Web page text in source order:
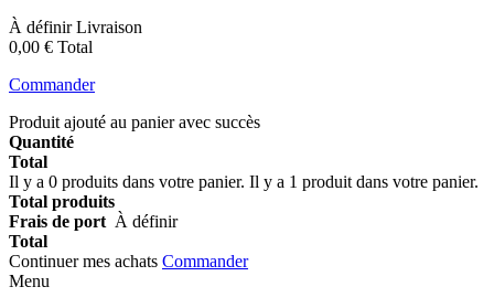
À définirLivraison
0,00 € Total
Commander
Produit ajouté au panier avec succès
Quantité
Total
Il y a 0 produits dans votre panier. Il y a 1 produit dans votre panier.
Total produits
Frais de port À définir
Total
Continuer mes achats Commander
Menu